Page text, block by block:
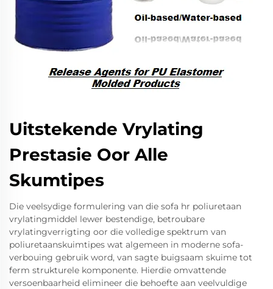
Uitstekende Vrylating
Prestasie Oor Alle
Skumtipes
Die veelsydige formulering van die sofa hr poliuretaan
vrylatingmiddel lewer bestendige, betroubare
vrylatingverrigting oor die volledige spektrum van
poliuretaanskuimtipes wat algemeen in moderne sofa-
verbouing gebruik word, van sagte buigsaam skuime tot
ferm strukturele komponente. Hierdie omvattende
versoenbaarheid elimineer die behoefte aan veelvuldige